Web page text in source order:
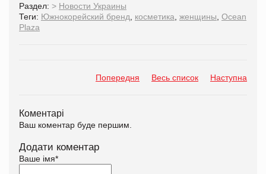
Раздел: > Новости Украины
Теги: Южнокорейский бренд косметика женщины Ocean
Plaza
Попередня Весь список Наступна
Коментарі
Ваш коментар буде першим.
Додати коментар
Ваше імя*